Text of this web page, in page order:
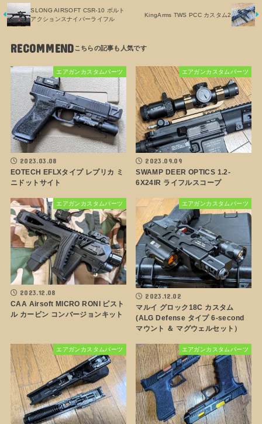
SLONG AIRSOFT CSR-10 ボルト
アクションスナイパーライフル
KingArms TWS PCC カスタム2
RECOMMEND
エアガンカスタムパーツ
2023.03.08
EOTECH EFLXタイプ レプリカ ミ
ニドットサイト
エアガンカスタムパーツ
2023.09.09
SWAMP DEER OPTICS 1.2-
6X24IR ライフルスコープ
エアガンカスタムパーツ
2023.12.08
CAA Airsoft MICRO RONI ピスト
ル カービン コンバージョンキット
エアガンカスタムパーツ
2023.12.02
マルイ グロック18C カスタム
(ALG Defense タイプ 6-second
マウント ＆ マグウェルセット）
エアガンカスタムパーツ エアガンカスタムパーツ